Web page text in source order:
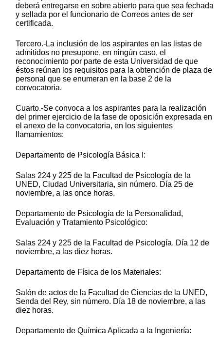
deberá entregarse en sobre abierto para que sea fechada
y sellada por el funcionario de Correos antes de ser
certificada.
Tercero.-La inclusión de los aspirantes en las listas de
admitidos no presupone, en ningún caso, el
reconocimiento por parte de esta Universidad de que
éstos reúnan los requisitos para la obtención de plaza de
personal que se enumeran en la base 2 de la
convocatoria.
Cuarto.-Se convoca a los aspirantes para la realización
del primer ejercicio de la fase de oposición expresada en
el anexo de la convocatoria, en los siguientes
llamamientos:
Departamento de Psicología Básica I:
Salas 224 y 225 de la Facultad de Psicología de la
UNED, Ciudad Universitaria, sin número. Día 25 de
noviembre, a las once horas.
Departamento de Psicología de la Personalidad,
Evaluación y Tratamiento Psicológico:
Salas 224 y 225 de la Facultad de Psicología. Día 12 de
noviembre, a las diez horas.
Departamento de Física de los Materiales:
Salón de actos de la Facultad de Ciencias de la UNED,
Senda del Rey, sin número. Día 18 de noviembre, a las
diez horas.
Departamento de Química Aplicada a la Ingeniería: